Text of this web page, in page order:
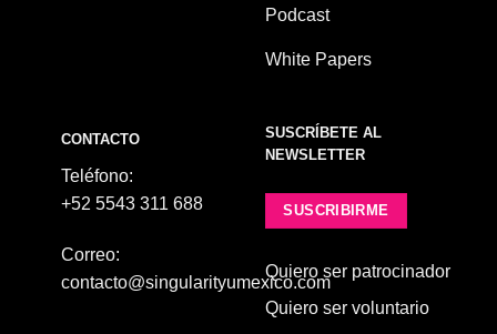
Podcast
White Papers
CONTACTO
Teléfono:
+52 5543 311 688
Correo:
contacto@singularityumexico.com
SUSCRÍBETE AL
NEWSLETTER
SUSCRIBIRME
Quiero ser patrocinador
Quiero ser voluntario